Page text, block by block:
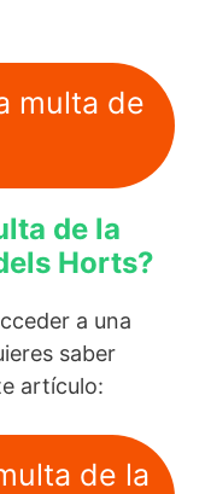
multa de
de la
Horts?
a una
saber
artículo:
de la